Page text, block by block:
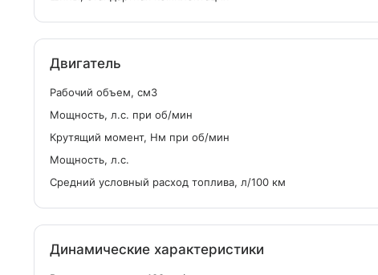
Двигатель
Рабочий объем, см3
Мощность, л.с. при об/мин
Крутящий момент, Нм при об/мин
Мощность, л.с.
Средний условный расход топлива, л/100 км
Динамические характеристики